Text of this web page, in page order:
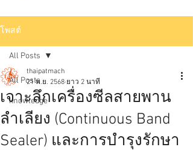
โพสต์
All Posts
knowledge
All Posts
เจาะลึกเครื่องซีลสายพาน
ลำเลียง (Continuous Band
Sealer) และการบำรุงรักษา
thaipatmach
21 พ.ย. 2568 ยาว 2 นาที